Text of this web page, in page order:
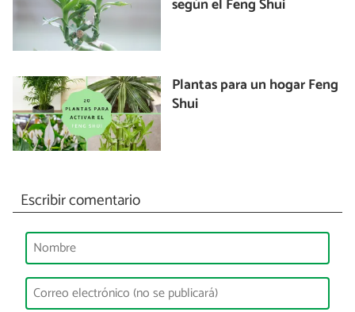
según el Feng Shui
Plantas para un hogar Feng
Shui
Escribir comentario